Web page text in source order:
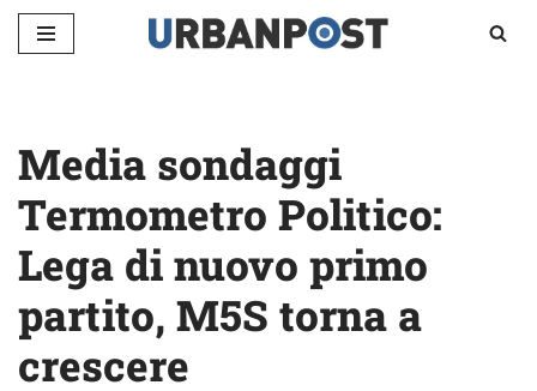
Media sondaggi
Termometro Politico:
Lega di nuovo primo
partito, M5S torna a
crescere